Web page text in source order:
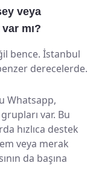
veya
mı?
bence. İstanbul
derecelerde.
Whatsapp,
var. Bu
hızlıca destek
veya merak
da başına